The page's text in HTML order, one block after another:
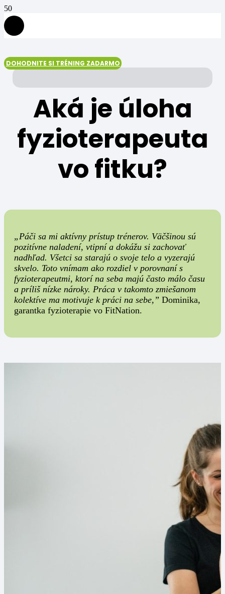
DOHODNITE SI TRÉNING ZADARMO
Aká je úloha
fyzioterapeuta
vo fitku?
„Páči sa mi aktívny prístup trénerov. Väčšinou sú
pozitívne naladení, vtipní a dokážu si zachovať
nadhľad. Všetci sa starajú o svoje telo a vyzerajú
skvelo. Toto vnímam ako rozdiel v porovnaní s
fyzioterapeutmi, ktorí na seba majú často málo času
a príliš nízke nároky. Práca v takomto zmiešanom
kolektíve ma motivuje k práci na sebe,” Dominika,
garantka fyzioterapie vo FitNation.